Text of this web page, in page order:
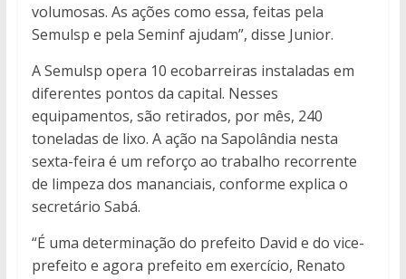
volumosas. As ações como essa, feitas pela
Semulsp e pela Seminf ajudam”, disse Junior.
A Semulsp opera 10 ecobarreiras instaladas em
diferentes pontos da capital. Nesses
equipamentos, são retirados, por mês, 240
toneladas de lixo. A ação na Sapolândia nesta
sexta-feira é um reforço ao trabalho recorrente
de limpeza dos mananciais, conforme explica o
secretário Sabá.
“É uma determinação do prefeito David e do vice-
prefeito e agora prefeito em exercício, Renato